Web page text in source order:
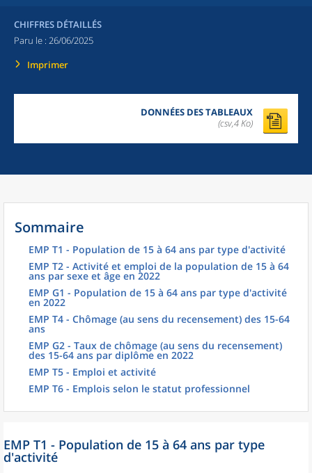
CHIFFRES DÉTAILLÉS
Paru le : 26/06/2025
Imprimer
DONNÉES DES TABLEAUX
(csv,4 Ko)
Sommaire
EMP T1 - Population de 15 à 64 ans par type d'activité
EMP T2 - Activité et emploi de la population de 15 à 64
ans par sexe et âge en 2022
EMP G1 - Population de 15 à 64 ans par type d'activité
en 2022
EMP T4 - Chômage (au sens du recensement) des 15-64
ans
EMP G2 - Taux de chômage (au sens du recensement)
des 15-64 ans par diplôme en 2022
EMP T5 - Emploi et activité
EMP T6 - Emplois selon le statut professionnel
EMP T1 - Population de 15 à 64 ans par type
d'activité